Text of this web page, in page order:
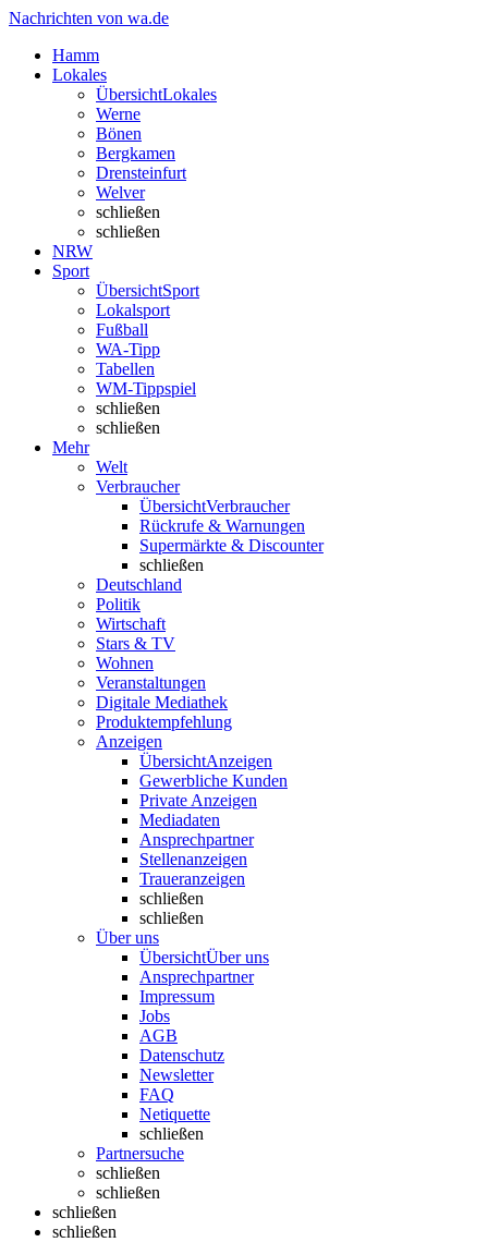
Nachrichten von wa.de
Hamm
Lokales
ÜbersichtLokales
Werne
Bönen
Bergkamen
Drensteinfurt
Welver
schließen
schließen
NRW
Sport
ÜbersichtSport
Lokalsport
Fußball
WA-Tipp
Tabellen
WM-Tippspiel
schließen
schließen
Mehr
Welt
Verbraucher
ÜbersichtVerbraucher
Rückrufe & Warnungen
Supermärkte & Discounter
schließen
Deutschland
Politik
Wirtschaft
Stars & TV
Wohnen
Veranstaltungen
Digitale Mediathek
Produktempfehlung
Anzeigen
ÜbersichtAnzeigen
Gewerbliche Kunden
Private Anzeigen
Mediadaten
Ansprechpartner
Stellenanzeigen
Traueranzeigen
schließen
schließen
Über uns
ÜbersichtÜber uns
Ansprechpartner
Impressum
Jobs
AGB
Datenschutz
Newsletter
FAQ
Netiquette
schließen
Partnersuche
schließen
schließen
schließen
schließen